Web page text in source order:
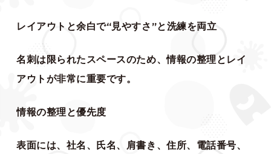
レイアウトと余白で“見やすさ”と洗練を両立
名刺は限られたスペースのため、情報の整理とレイ
アウトが非常に重要です。
情報の整理と優先度
表面には、社名、氏名、肩書き、住所、電話番号、